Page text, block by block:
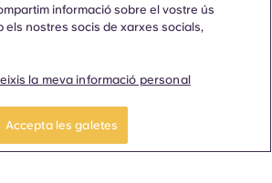
paraules que denoten un gènere
informació sobre el vostre ús
els nostres socis de xarxes socials,
la meva informació personal
Accepta les galetes